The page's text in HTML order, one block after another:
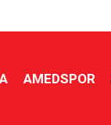
AMEDSPOR